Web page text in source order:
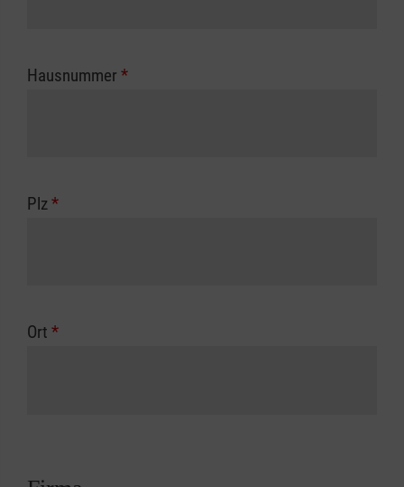
Hausnummer *
Plz*
Ort *